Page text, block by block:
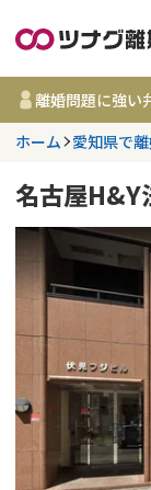
離婚問題に強い
ホーム 愛知県で
名古屋H&Y